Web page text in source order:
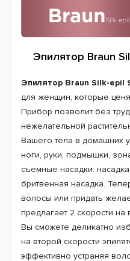
Эпилятор Braun
Эпилятор Braun Silk-epil
для женщин, которые
Прибор позволит без
нежелательной
Вашего тела в домашних
ноги, руки, подмышки,
съемные насадки:
бритвенная насадка.
волосы или придать
предлагает 2 скорости
Вы сможете деликатно
на второй скорости
эффективно устраняя